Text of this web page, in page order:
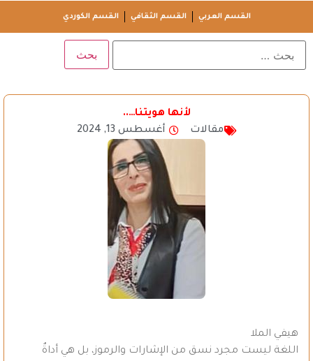
القسم العربي القسم الثقافي القسم الكوردي
لأنها هويتنا…..
مقالات
أغسطس 13, 2024
هيفي الملا
اللغة ليست مجرد نسق من الإشارات والرموز، بل هي أداةٌ